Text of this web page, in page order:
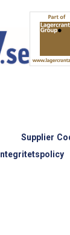
Supplier
Integritetspolicy